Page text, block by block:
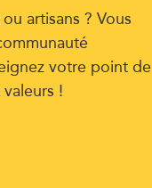
artisans ? Vous
votre point de
!